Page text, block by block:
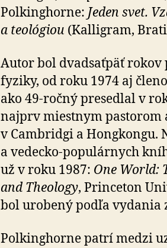
Polkinghorne: Jeden svet.
a teo­ló­giou (Kalligram,
Autor bol dvadsaťpäť
fyziky, od roku 1974 aj
ako 49-ročný presedlal v
najprv miestnym pastorom
v Cambridgi a Hongkongu.
a ve­decko-po­pu­lár­nych
už v roku 1987: One World:
and Theology, Princeton
bol urobený podľa vydania
Polkinghorne patrí medzi